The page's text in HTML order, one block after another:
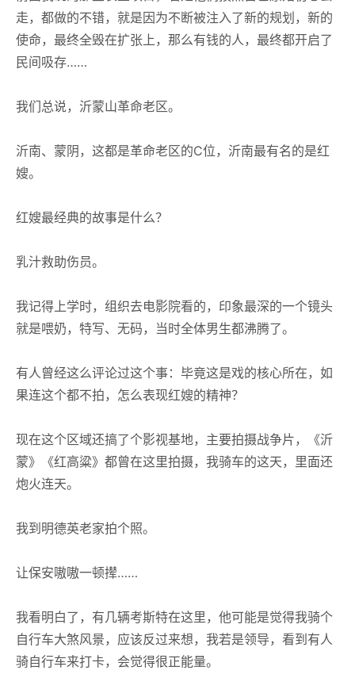
走，都做的不错，就是因为不断被注入了新的规划，新的
使命，最终全毁在扩张上，那么有钱的人，最终都开启了
民间吸存……
我们总说，沂蒙山革命老区。
沂南、蒙阴，这都是革命老区的C位，沂南最有名的是红
嫂。
红嫂最经典的故事是什么？
乳汁救助伤员。
我记得上学时，组织去电影院看的，印象最深的一个镜头
就是喂奶，特写、无码，当时全体男生都沸腾了。
有人曾经这么评论过这个事：毕竟这是戏的核心所在，如
果连这个都不拍，怎么表现红嫂的精神？
现在这个区域还搞了个影视基地，主要拍摄战争片，《沂
蒙》《红高粱》都曾在这里拍摄，我骑车的这天，里面还
炮火连天。
我到明德英老家拍个照。
让保安嗷嗷一顿撵……
我看明白了，有几辆考斯特在这里，他可能是觉得我骑个
自行车大煞风景，应该反过来想，我若是领导，看到有人
骑自行车来打卡，会觉得很正能量。